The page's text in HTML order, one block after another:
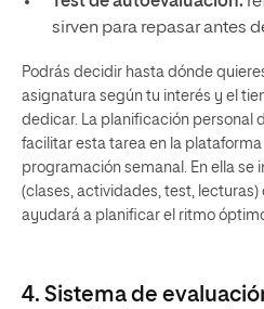
sirven para repasar antes
Podrás decidir hasta dónde
asignatura según tu interés y el
dedicar. La planificación personal
facilitar esta tarea en la
programación semanal. En ella se
(clases, actividades, test,
ayudará a planificar el ritmo
4. Sistema de